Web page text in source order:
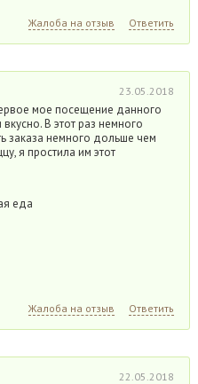
Жалоба на отзыв Ответить
23.05.2018
мое посещение данного
В этот раз немного
заказа немного дольше чем
я простила им этот
еда
Жалоба на отзыв Ответить
22.05.2018